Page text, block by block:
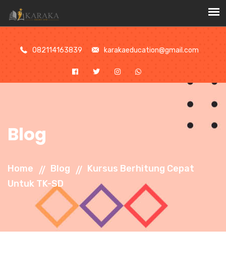
082114163839 karakaeducation@gmail.com
Blog
Home Blog
Kursus Berhitung Cepat
Untuk TK-SD